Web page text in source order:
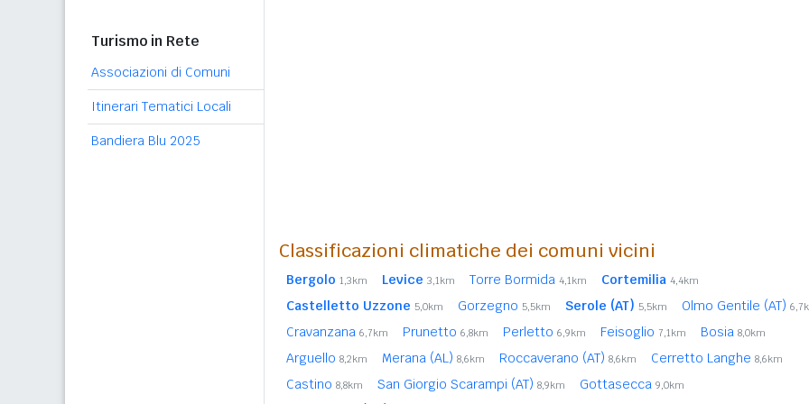
Turismo in Rete
Associazioni di Comuni
Itinerari Tematici Locali
Bandiera Blu 2025
Classificazioni climatiche dei comuni vicini
Bergolo 1,3km Levice 3,1km Torre Bormida 4,1km Cortemilia 4,4km
Castelletto Uzzone 5,0km Gorzegno 5,5km Serole (AT) 5,5km Olmo Gentile (AT)
Cravanzana 6,7km Prunetto 6,8km Perletto 6,9km Feisoglio 7,1km Bosia 8,0km
Arguello 8,2km Merana (AL) 8,6km Roccaverano (AT) 8,6km Cerretto Langhe 8,6km
Castino 8,8km San Giorgio Scarampi (AT) 8,9km Gottasecca 9,0km